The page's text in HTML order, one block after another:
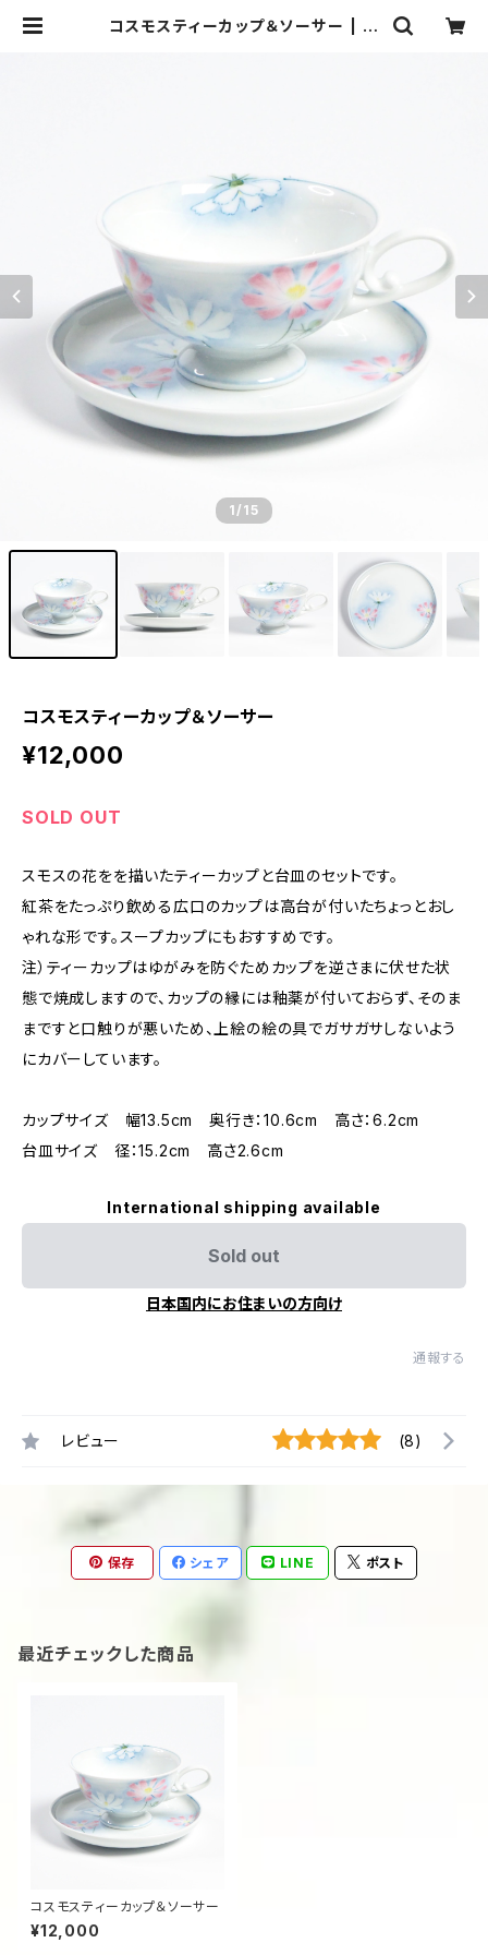
コスモスティーカップ＆ソーサー | 隠
1/15
コスモスティーカップ＆ソーサー
¥12,000
SOLD OUT
スモスの花をを描いたティーカップと台皿のセットです。
紅茶をたっぷり飲める広口のカップは高台が付いたちょっとおし
ゃれな形です。スープカップにもおすすめです。
注）ティーカップはゆがみを防ぐためカップを逆さまに伏せた状
態で焼成しますので、カップの縁には釉薬が付いておらず、そのま
まですと口触りが悪いため、上絵の絵の具でガサガサしないよう
にカバーしています。
カップサイズ 幅13.5cm 奥行き：10.6cm 高さ：6.2cm
台皿サイズ 径：15.2cm 高さ2.6cm
International shipping available
Sold out
日本国内にお住まいの方向け
通報する
レビュー (8)
保存 シェア LINE ポスト
最近チェックした商品
コスモスティーカップ＆ソーサー
¥12,000